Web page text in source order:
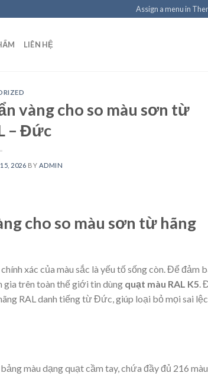
Assign a menu in
LIÊN HỆ
vàng cho so màu sơn từ
– Đức
2026 BY ADMIN
cho so màu sơn từ hãng
xác của màu sắc là yếu tố sống còn. Để đảm
trên toàn thế giới tin dùng quạt màu RAL K5.
RAL danh tiếng từ Đức, giúp loại bỏ mọi sai
màu dạng quạt cầm tay, chứa đầy đủ 216 màu